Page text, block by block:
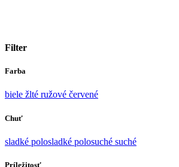
Filter
Farba
biele žlté ružové červené
Chuť
sladké polosladké polosuché suché
Príležitosť